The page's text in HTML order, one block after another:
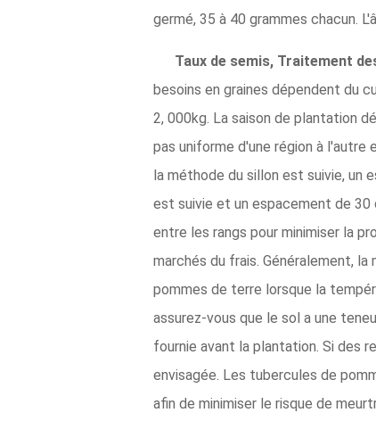
germé, 35 à 40 grammes chacun.
Taux de semis, Traitement
besoins en graines dépendent du
2, 000kg. La saison de plantation
pas uniforme d'une région à l'autre
la méthode du sillon est suivie, un
est suivie et un espacement de
entre les rangs pour minimiser la
marchés du frais. Généralement,
pommes de terre lorsque la
assurez-vous que le sol a une
fournie avant la plantation. Si des
envisagée. Les tubercules de
afin de minimiser le risque de